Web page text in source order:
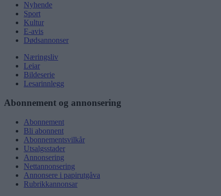
Nyhende
Sport
Kultur
E-avis
Dødsannonser
Næringsliv
Leiar
Bildeserie
Lesarinnlegg
Abonnement og annonsering
Abonnement
Bli abonnent
Abonnementsvilkår
Utsalgsstader
Annonsering
Nettannonsering
Annonsere i papirutgåva
Rubrikkannonsar